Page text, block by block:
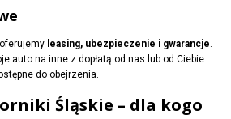
leasing, ubezpieczenie i gwarancje.
auto na inne z dopłatą od nas lub od Ciebie.
do obejrzenia.
Śląskie – dla kogo